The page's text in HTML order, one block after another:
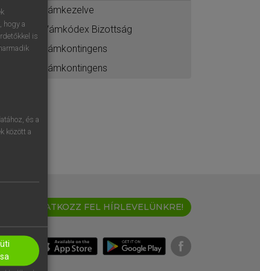
vámkezelve
Vámkódex Bizottság
vámkontingens
vámkontingens
IRATKOZZ FEL HÍRLEVELÜNKRE!
hogy a
is
és a
között a